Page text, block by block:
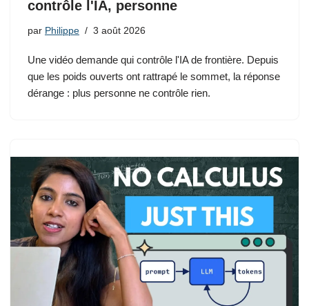
contrôle l'IA, personne
par Philippe 3 août 2026
Une vidéo demande qui contrôle l'IA de frontière. Depuis
que les poids ouverts ont rattrapé le sommet, la réponse
dérange : plus personne ne contrôle rien.